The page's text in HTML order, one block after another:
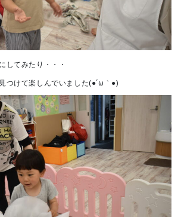
してみたり・・・
つけて楽しんでいました(●´ω｀●)